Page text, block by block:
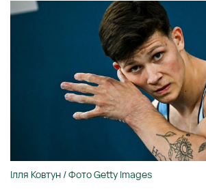
Ілля Ковтун / Фото Getty Images